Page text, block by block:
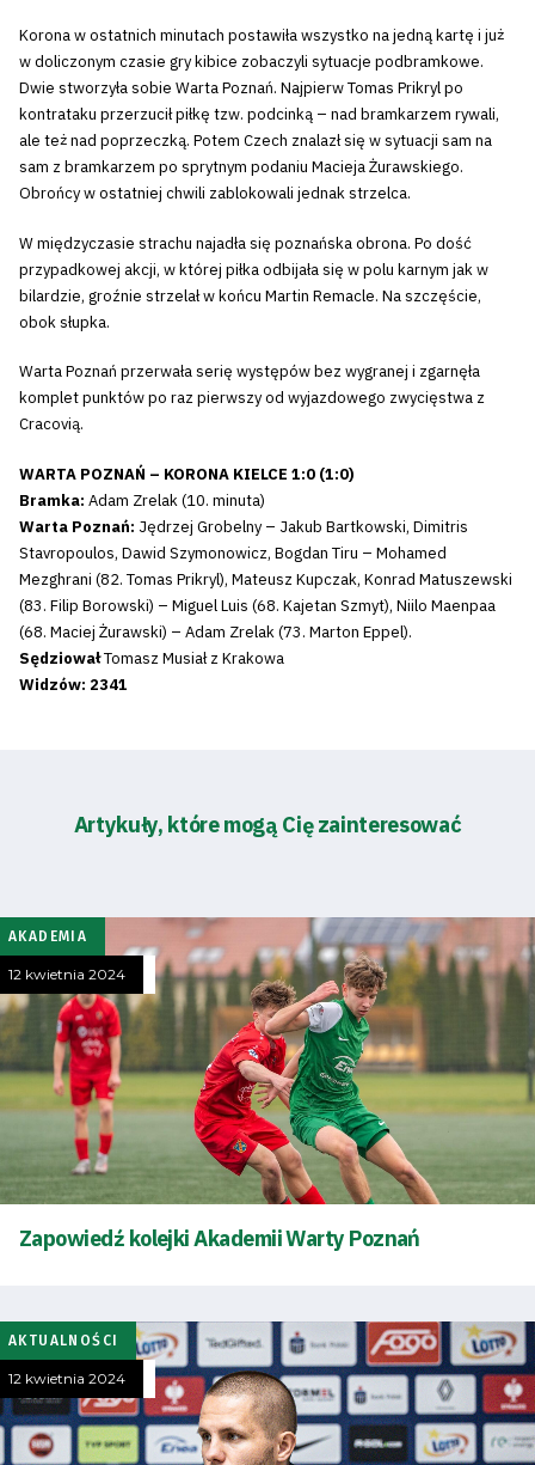
Tryb
oszczędności
Dostępność
Search Button
Klub
Tabela
i
terminarz
Korona w ostatnich minutach postawiła wszystko na jedną kartę i już
w doliczonym czasie gry kibice zobaczyli sytuacje podbramkowe.
Dwie stworzyła sobie Warta Poznań. Najpierw Tomas Prikryl po
kontrataku przerzucił piłkę tzw. podcinką – nad bramkarzem rywali,
ale też nad poprzeczką. Potem Czech znalazł się w sytuacji sam na
sam z bramkarzem po sprytnym podaniu Macieja Żurawskiego.
Obrońcy w ostatniej chwili zablokowali jednak strzelca.
W międzyczasie strachu najadła się poznańska obrona. Po dość
przypadkowej akcji, w której piłka odbijała się w polu karnym jak w
bilardzie, groźnie strzelał w końcu Martin Remacle. Na szczęście,
obok słupka.
Warta Poznań przerwała serię występów bez wygranej i zgarnęła
komplet punktów po raz pierwszy od wyjazdowego zwycięstwa z
Cracovią.
WARTA POZNAŃ – KORONA KIELCE 1:0 (1:0)
Bramka: Adam Zrelak (10. minuta)
Warta Poznań: Jędrzej Grobelny – Jakub Bartkowski, Dimitris
Stavropoulos, Dawid Szymonowicz, Bogdan Tiru – Mohamed
Mezghrani (82. Tomas Prikryl), Mateusz Kupczak, Konrad Matuszewski
(83. Filip Borowski) – Miguel Luis (68. Kajetan Szmyt), Niilo Maenpaa
(68. Maciej Żurawski) – Adam Zrelak (73. Marton Eppel).
SędziowałTomasz Musiał z Krakowa
Widzów: 2341
Artykuły, które mogą Cię zainteresować
AKADEMIA
12 kwietnia 2024
Zapowiedź kolejki Akademii Warty Poznań
AKTUALNOŚCI
12 kwietnia 2024